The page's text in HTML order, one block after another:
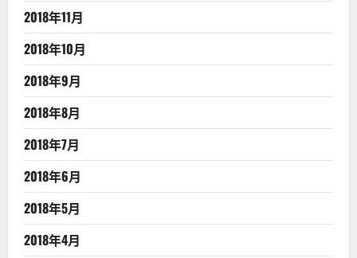
2018年11月
2018年10月
2018年9月
2018年8月
2018年7月
2018年6月
2018年5月
2018年4月